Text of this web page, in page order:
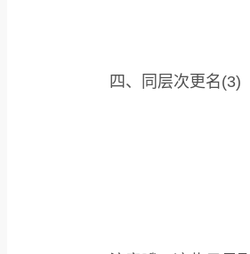
四、同层次更名(3)